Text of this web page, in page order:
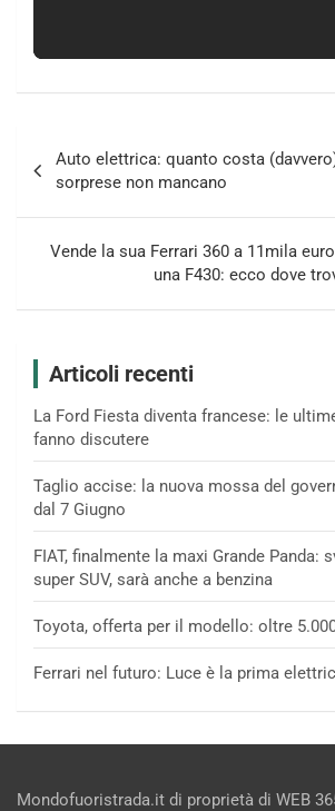
articoli
Auto elettrica: quanto costa
sorprese non mancano
Vende la sua Ferrari 360 a 11mila
una F430: ecco dove
Articoli recenti
La Ford Fiesta diventa francese: le
fanno discutere
Taglio accise: la nuova mossa del
dal 7 Giugno
FIAT, finalmente la maxi Grande Panda:
super SUV, sarà anche a benzina
Toyota, offerta per il modello: oltre
Ferrari nel futuro: Luce è la prima
Mondofuoristrada.it di proprietà di WEB